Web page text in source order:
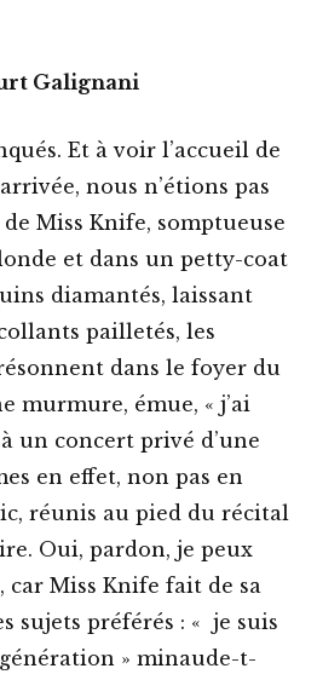
Galignani
Et à voir l’accueil de
nous n’étions pas
de Miss Knife, somptueuse
et dans un petty-coat
diamantés, laissant
pailletés, les
dans le foyer du
murmure, émue, « j’ai
un concert privé d’une
en effet, non pas en
réunis au pied du récital
Oui, pardon, je peux
Miss Knife fait de sa
sujets préférés : « je suis
» minaude-t-